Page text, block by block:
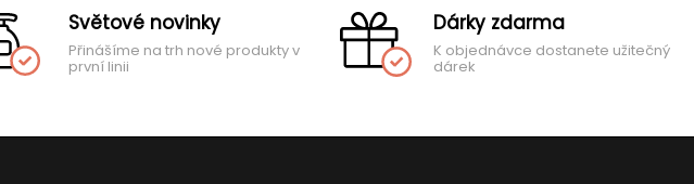
Světové novinky
Přinášíme na trh nové produkty v
první linii
Dárky zdarma
K objednávce dostanete užitečný
dárek